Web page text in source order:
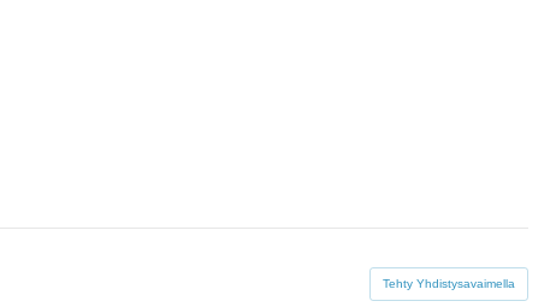
Tehty Yhdistysavaimella